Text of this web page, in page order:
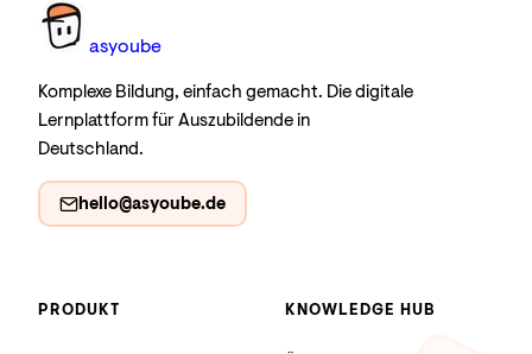
asyoube
Komplexe Bildung, einfach gemacht. Die digitale
Lernplattform für Auszubildende in
Deutschland.
hello@asyoube.de
PRODUKT KNOWLEDGE HUB